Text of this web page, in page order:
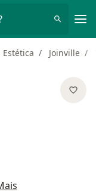
Joinville